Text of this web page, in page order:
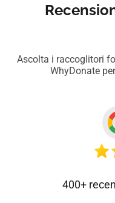
Ascolta i raccoglitori
WhyDonate
400+